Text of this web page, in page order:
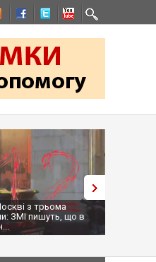
На командира "Хартії" Ігоря
Оболєнського сьогодні
намагалися...